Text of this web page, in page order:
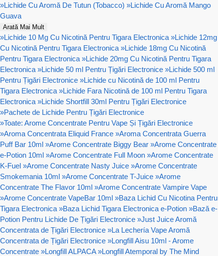
»Lichide Cu Aromă De Tutun (Tobacco) »Lichide Cu Aromă Mango
Guava
Arată Mai Mult
»Lichide 10 Mg Cu Nicotină Pentru Tigara Electronica »Lichide 12mg
Cu Nicotină Pentru Tigara Electronica »Lichide 18mg Cu Nicotină
Pentru Tigara Electronica »Lichide 20mg Cu Nicotină Pentru Tigara
Electronica »Lichide 50 ml Pentru Țigări Electronice »Lichide 500 ml
Pentru Țigări Electronice »Lichide cu Nicotină de 100 ml Pentru
Tigara Electronica »Lichide Fara Nicotină de 100 ml Pentru Tigara
Electronica »Lichide Shortfill 30ml Pentru Țigări Electronice
»Pachete de Lichide Pentru Țigări Electronice
»Toate: Arome Concentrate Pentru Vape Și Țigări Electronice
»Aroma Concentrata Eliquid France »Aroma Concentrata Guerra
Puff Bar 10ml »Arome Concentrate Biggy Bear »Arome Concentrate
e-Potion 10ml »Arome Concentrate Full Moon »Arome Concentrate
K-Fuel »Arome Concentrate Nasty Juice »Arome Concentrate
Smokemania 10ml »Arome Concentrate T-Juice »Arome
Concentrate The Flavor 10ml »Arome Concentrate Vampire Vape
»Arome Concentrate VapeBar 10ml »Baza Lichid Cu Nicotina Pentru
Tigara Electronica »Baza Lichid Tigara Electronica e-Potion »Bază e-
Potion Pentru Lichide De Țigări Electronice »Just Juice Aromă
Concentrata de Țigări Electronice »La Lechería Vape Aromă
Concentrata de Țigări Electronice »Longfill Aisu 10ml - Arome
Concentrate »Longfill ALPACA »Longfill Atemporal by The Mind